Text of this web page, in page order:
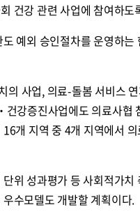
건강 관련 사업에 참여하도
예외 승인절차를 운영하
의 사업, 의료-돌봄 서비스
강증진사업에도 의료사협
개 지역 중 4개 지역에서
위 성과평가 등 사회적가
수모델도 개발할 계획이다.